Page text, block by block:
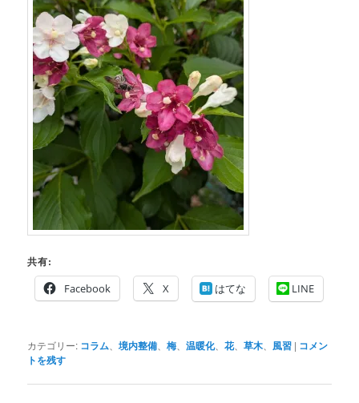
共有:
Facebook
X はてな LINE
カテゴリー: コラム 、境内整備 、梅 、温暖化、花、草木 風習 | コメン
トを残す